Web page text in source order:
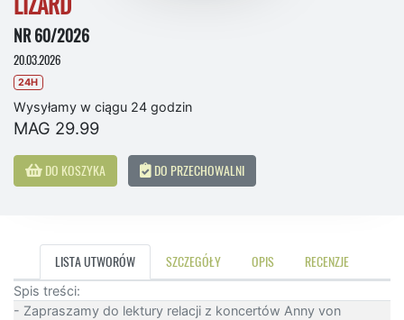
NR 60/2026
20.03.2026
24H
Wysyłamy w ciągu 24 godzin
MAG 29.99
DO KOSZYKA DO PRZECHOWALNI
LISTA UTWORÓW SZCZEGÓŁY OPIS RECENZJE
Spis treści:
- Zapraszamy do lektury relacji z koncertów Anny von